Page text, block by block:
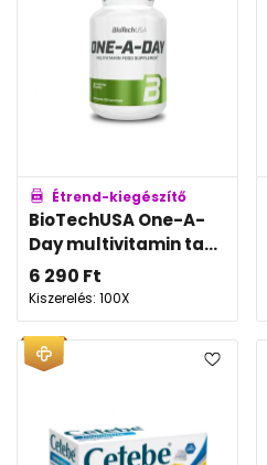
Étrend-kiegészítő
BioTechUSA One-A-
Day multivitamin ta...
6 290 Ft
Kiszerelés: 100X